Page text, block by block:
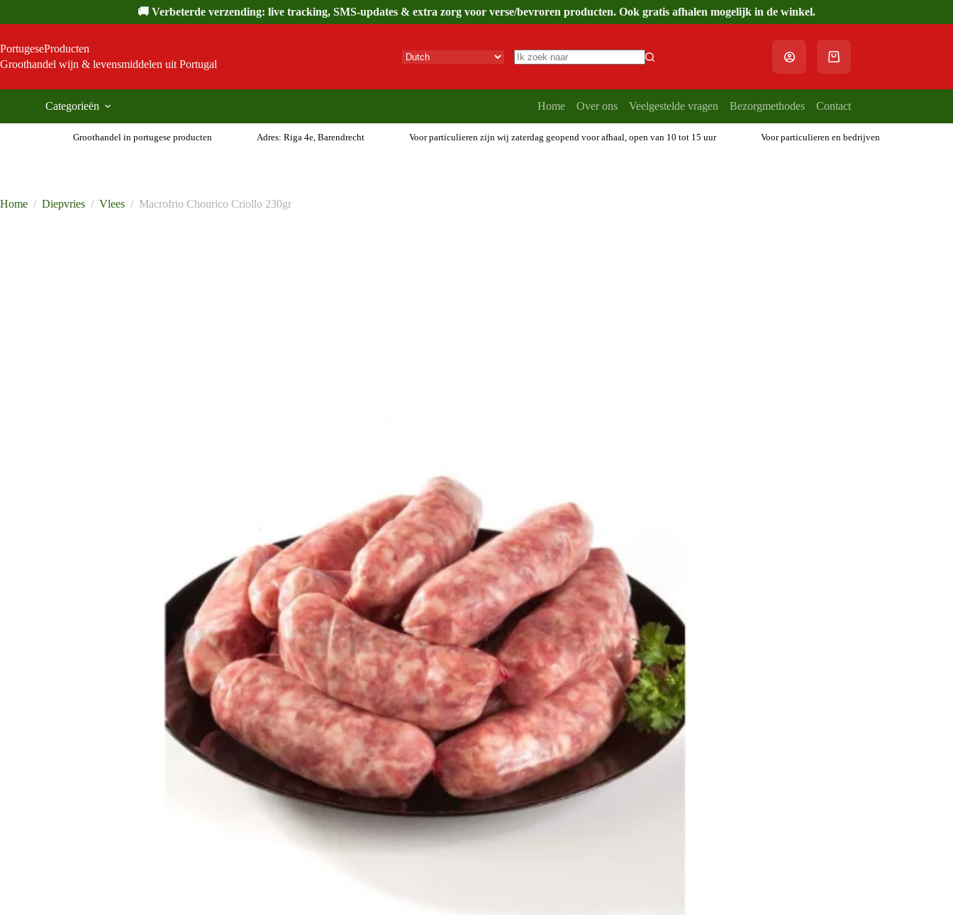
inhoud
🚚 Verbeterde verzending: live tracking, SMS-updates & extra zorg voor verse/bevroren producten. Ook gratis afhalen mogelijk in de winkel.
PortugeseProducten
Groothandel wijn & levensmiddelen uit Portugal
Winkelwagen
Categorieën Home Over ons Veelgestelde vragen Bezorgmethodes Contact
Groothandel in portugese producten Adres: Riga 4e, Barendrecht Voor particulieren zijn wij zaterdag geopend voor afhaal, open van 10 tot 15 uur Voor particulieren en bedrijven
Home / Diepvries / Vlees / Macrofrio Chourico Criollo 230gr